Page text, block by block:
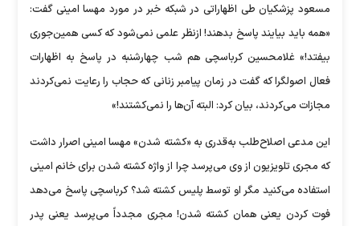
مسعود پزشکیان طی اظهاراتی در شبکه خبر در مورد مهسا امینی گفت:
«همه باید بیایند پاسخ بدهند! ازنظر علمی نمی‌شود که کسی همین‌جوری
بیفتد!» غلامحسین کرباسچی هم شب چهارشنبه در پاسخ به اظهارات
فعال اصولگرا که گفت در زمان پیامبر زنانی که حجاب را رعایت نمی‌کردند
مجازات می‌کردند، بیان کرد: البته آن‌ها را نمی‌کشتند!»
این مدعی اصلاح‌طلب به‌قدری به «کشته شدن» مهسا امینی اصرار داشت
که مجری تلویزیون از وی می‌پرسد چرا از واژه کشته شدن برای خانم امینی
استفاده می‌کنید مگر او توسط پلیس کشته شد؟ کرباسچی پاسخ می‌دهد
فوت کردن یعنی همان کشته شدن! مجری مجدداً می‌پرسد یعنی پدر